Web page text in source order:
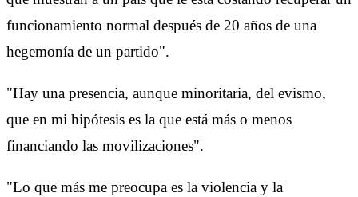
funcionamiento normal después de 20 años de una
hegemonía de un partido".
"Hay una presencia, aunque minoritaria, del evismo,
que en mi hipótesis es la que está más o menos
financiando las movilizaciones".
"Lo que más me preocupa es la violencia y la